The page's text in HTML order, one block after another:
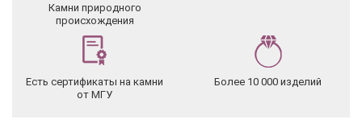
Камни природного
происхождения
Есть сертификаты на камни
от МГУ
Более 10 000 изделий